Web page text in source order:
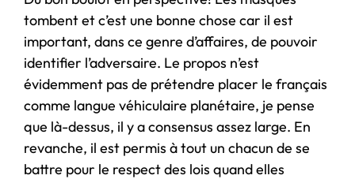
tombent et c’est une bonne chose car il est
important, dans ce genre d’affaires, de pouvoir
identifier l’adversaire. Le propos n’est
évidemment pas de prétendre placer le français
comme langue véhiculaire planétaire, je pense
que là-dessus, il y a consensus assez large. En
revanche, il est permis à tout un chacun de se
battre pour le respect des lois quand elles